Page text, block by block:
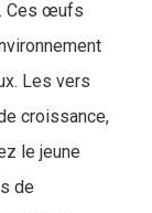
Ces œufs
Les vers
croissance,
le jeune
de